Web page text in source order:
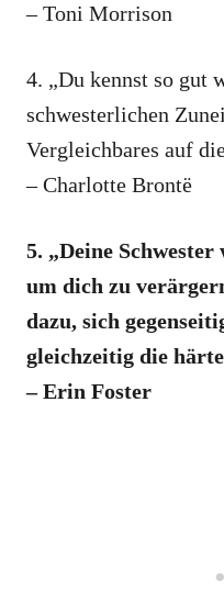
– Toni Morrison
4. „Du kennst so gut
schwesterlichen
Vergleichbares auf
– Charlotte Brontë
5. „Deine Schwester
um dich zu
dazu, sich
gleichzeitig die
– Erin Foster